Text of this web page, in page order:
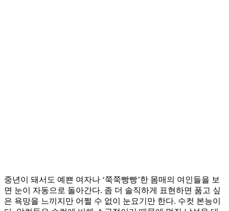
중년이 돼서도 예쁜 여자나 ‘쭉쭉빵빵’한 몸매의 여인들을 보
면 눈이 자동으로 돌아간다. 좀 더 솔직하게 표현하면 품고 싶
은 욕망을 느끼지만 어쩔 수 없이 눈요기만 한다. 수컷 본능이